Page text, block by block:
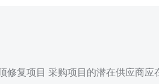
修复项目 采购项目的潜在供应商应